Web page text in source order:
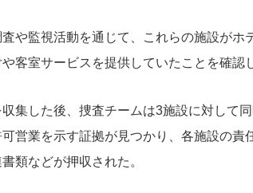
や監視活動を通じて、これらの施設がホ
客室サービスを提供していたことを確認
集した後、捜査チームは3施設に対して
営業を示す証拠が見つかり、各施設の責
類などが押収された。